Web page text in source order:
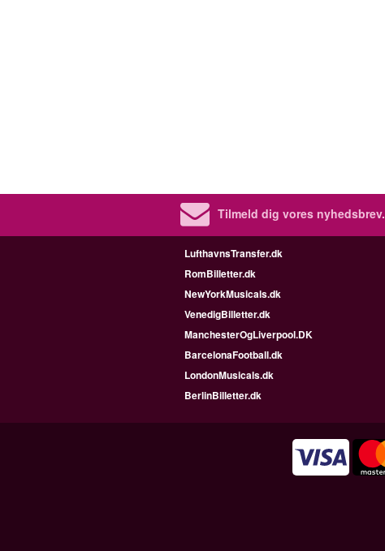
Tilmeld dig vores nyhedsbrev.
LufthavnsTransfer.dk
RomBilletter.dk
NewYorkMusicals.dk
VenedigBilletter.dk
ManchesterOgLiverpool.DK
BarcelonaFootball.dk
LondonMusicals.dk
BerlinBilletter.dk